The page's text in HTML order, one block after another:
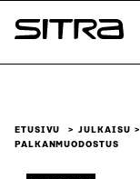
Siirry
suoraan
Sitra
ETUSIVU JULKAISU
PALKANMUODOSTUS